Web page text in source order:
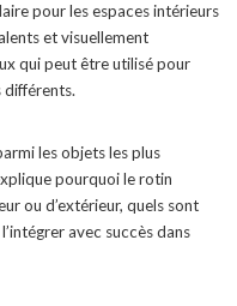
pour les espaces intérieurs
et visuellement
qui peut être utilisé pour
différents.
les objets les plus
pourquoi le rotin
ou d’extérieur, quels sont
avec succès dans